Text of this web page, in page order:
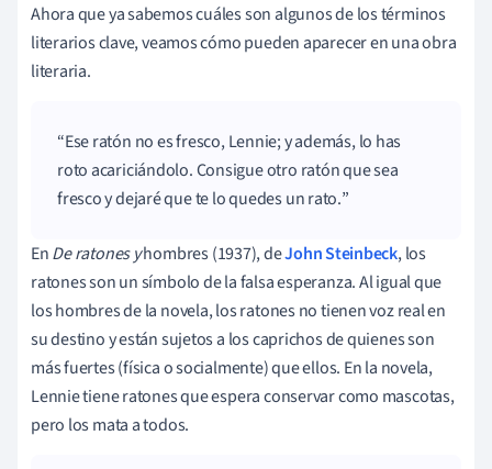
Ahora que ya sabemos cuáles son algunos de los términos
literarios clave, veamos cómo pueden aparecer en una obra
literaria.
Ese ratón no es fresco, Lennie; y además, lo has
roto acariciándolo. Consigue otro ratón que sea
fresco y dejaré que te lo quedes un rato.
EnDe ratones yhombres (1937), deJohn Steinbeck, los
ratones son un símbolo de la falsa esperanza. Al igual que
los hombres de la novela, los ratones no tienen voz real en
su destino y están sujetos a los caprichos de quienes son
más fuertes (física o socialmente) que ellos. En la novela,
Lennie tiene ratones que espera conservar como mascotas,
pero los mata a todos.